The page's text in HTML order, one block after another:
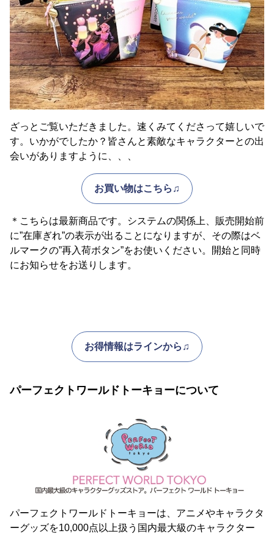
ざっとご覧いただきました。速くみてくださって嬉しいで
す。いかがでしたか？皆さんと素敵なキャラクターとの出
会いがありますように、、、
お買い物はこちら♫
＊こちらは最新商品です。システムの関係上、販売開始前
に”在庫ぎれ”の表示が出ることになりますが、その際はベ
ルマークの”再入荷ボタン”をお使いください。開始と同時
にお知らせをお送りします。
お得情報はラインから♫
パーフェクトワールドトーキョーについて
パーフェクトワールドトーキョーは、アニメやキャラクタ
ーグッズを10,000点以上扱う国内最大級のキャラクター